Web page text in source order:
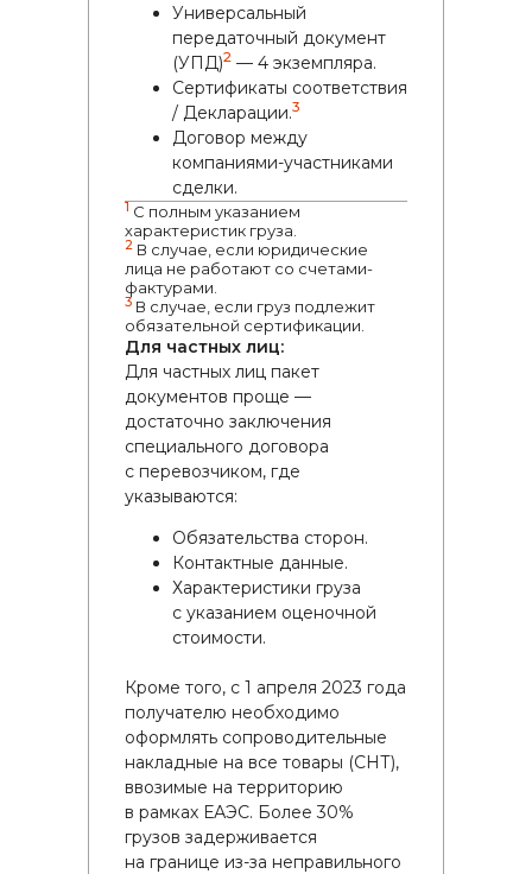
Универсальный
передаточный документ
(УПД)2 — 4 экземпляра.
Сертификаты соответствия
/ Декларации.3
Договор между
компаниями-участниками
сделки.
1 С полным указанием
характеристик груза.
2 В случае, если юридические
лица не работают со счетами-
фактурами.
3 В случае, если груз подлежит
обязательной сертификации.
Для частных лиц:
Для частных лиц пакет
документов проще —
достаточно заключения
специального договора
с перевозчиком, где
указываются:
Обязательства сторон.
Контактные данные.
Характеристики груза
с указанием оценочной
стоимости.
Кроме того, с 1 апреля 2023 года
получателю необходимо
оформлять сопроводительные
накладные на все товары (СНТ),
ввозимые на территорию
в рамках ЕАЭС. Более 30%
грузов задерживается
на границе из-за неправильного